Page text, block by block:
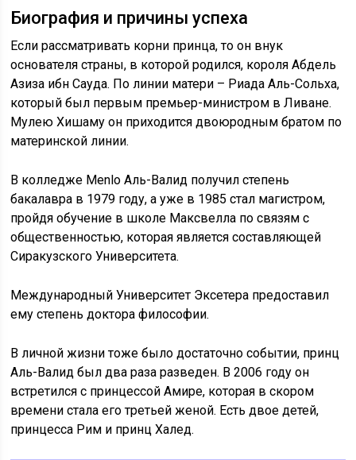
Биография и причины успеха
Если рассматривать корни принца, то он внук
основателя страны, в которой родился, короля Абдель
Азиза ибн Сауда. По линии матери – Риада Аль-Сольха,
который был первым премьер-министром в Ливане.
Мулею Хишаму он приходится двоюродным братом по
материнской линии.
В колледже Menlo Аль-Валид получил степень
бакалавра в 1979 году, а уже в 1985 стал магистром,
пройдя обучение в школе Максвелла по связям с
общественностью, которая является составляющей
Сиракузского Университета.
Международный Университет Эксетера предоставил
ему степень доктора философии.
В личной жизни тоже было достаточно событии, принц
Аль-Валид был два раза разведен. В 2006 году он
встретился с принцессой Амире, которая в скором
времени стала его третьей женой. Есть двое детей,
принцесса Рим и принц Халед.